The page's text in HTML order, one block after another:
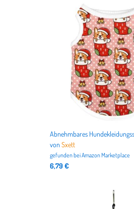
vonSxett
gefunden beiAmazon Marketplace
6,79 €